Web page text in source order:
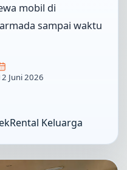
mobil di
sampai waktu
Juni 2026
Rental Keluarga